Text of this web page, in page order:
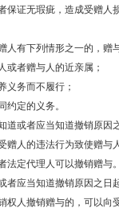
保证无瑕疵，造成受赠人
人有下列情形之一的，赠
者赠与人的近亲属；
务而不履行；
定的义务。
或者应当知道撤销原因之
赠人的违法行为致使赠与
法定代理人可以撤销赠与
者应当知道撤销原因之日
权人撤销赠与的，可以向